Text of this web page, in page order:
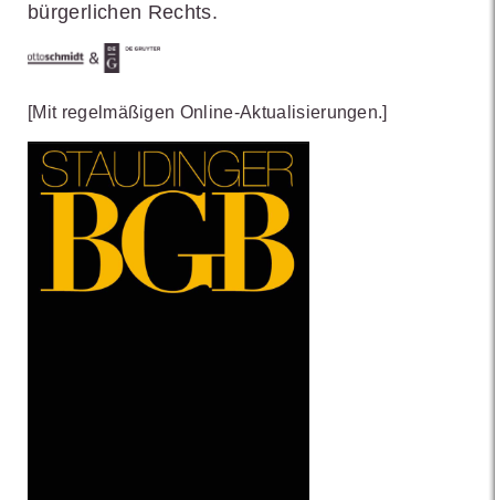
bürgerlichen Rechts.
[Mit regelmäßigen Online-Aktualisierungen.]